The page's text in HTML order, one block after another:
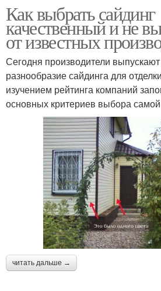
Как выбрать сайдинг
качественный и не
от известных
Сегодня производители
разнообразие сайдинга для
изучением рейтинга компаний
основных критериев выбора
читать дальше →